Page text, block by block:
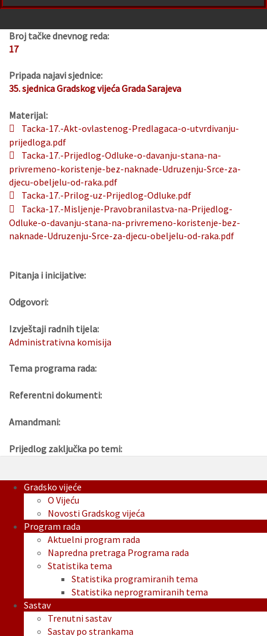
Broj tačke dnevnog reda:
17
Pripada najavi sjednice:
35. sjednica Gradskog vijeća Grada Sarajeva
Materijal:
Tacka-17.-Akt-ovlastenog-Predlagaca-o-utvrdivanju-
prijedloga.pdf
Tacka-17.-Prijedlog-Odluke-o-davanju-stana-na-
privremeno-koristenje-bez-naknade-Udruzenju-Srce-za-
djecu-obeljelu-od-raka.pdf
Tacka-17.-Prilog-uz-Prijedlog-Odluke.pdf
Tacka-17.-Misljenje-Pravobranilastva-na-Prijedlog-
Odluke-o-davanju-stana-na-privremeno-koristenje-bez-
naknade-Udruzenju-Srce-za-djecu-obeljelu-od-raka.pdf
Pitanja i inicijative:
Odgovori:
Izvještaji radnih tijela:
Administrativna komisija
Tema programa rada:
Referentni dokumenti:
Amandmani:
Prijedlog zaključka po temi:
Gradsko vijeće
O Vijeću
Novosti Gradskog vijeća
Program rada
Aktuelni program rada
Napredna pretraga Programa rada
Statistika tema
Statistika programiranih tema
Statistika neprogramiranih tema
Sastav
Trenutni sastav
Sastav po strankama